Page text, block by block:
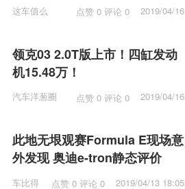
这车值么 点赞 0 评论 0
2019/04/16
领克03 2.0T版上市！四缸发动
机15.48万！
汽车洋葱圈 点赞 0 评论 0
2019/04/16
此地无垠观赛Formula E现场意
外发现 奥迪e-tron静态评价
车比得 点赞 0 评论 0 2019/04/13 18:05